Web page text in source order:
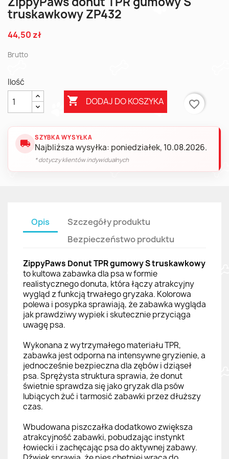
truskawkowy ZP432
44,50 zł
Brutto
Ilość
 DODAJ DO KOSZYKA favorite_border
local_shipping
SZYBKA WYSYŁKA
Najbliższa wysyłka: poniedziałek, 10.08.2026.
* dotyczy klientów indywidualnych
Opis
Szczegóły produktu
Bezpieczeństwo produktu
ZippyPaws Donut TPR gumowy S truskawkowy
to kultowa zabawka dla psa w formie
realistycznego donuta, która łączy atrakcyjny
wygląd z funkcją trwałego gryzaka. Kolorowa
polewa i posypka sprawiają, że zabawka wygląda
jak prawdziwy wypiek i skutecznie przyciąga
uwagę psa.
Wykonana z wytrzymałego materiału TPR,
zabawka jest odporna na intensywne gryzienie, a
jednocześnie bezpieczna dla zębów i dziąseł
psa. Sprężysta struktura sprawia, że donut
świetnie sprawdza się jako gryzak dla psów
lubiących żuć i tarmosić zabawki przez dłuższy
czas.
Wbudowana piszczałka dodatkowo zwiększa
atrakcyjność zabawki, pobudzając instynkt
łowiecki i zachęcając psa do aktywnej zabawy.